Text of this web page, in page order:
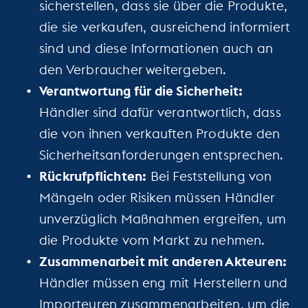
sicherstellen, dass sie über die Produkte,
die sie verkaufen, ausreichend informiert
sind und diese Informationen auch an
den Verbraucher weitergeben.
Verantwortung für die Sicherheit:
Händler sind dafür verantwortlich, dass
die von ihnen verkauften Produkte den
Sicherheitsanforderungen entsprechen.
Rückrufpflichten: Bei Feststellung von
Mängeln oder Risiken müssen Händler
unverzüglich Maßnahmen ergreifen, um
die Produkte vom Markt zu nehmen.
Zusammenarbeit mit anderen Akteuren:
Händler müssen eng mit Herstellern und
Importeuren zusammenarbeiten, um die